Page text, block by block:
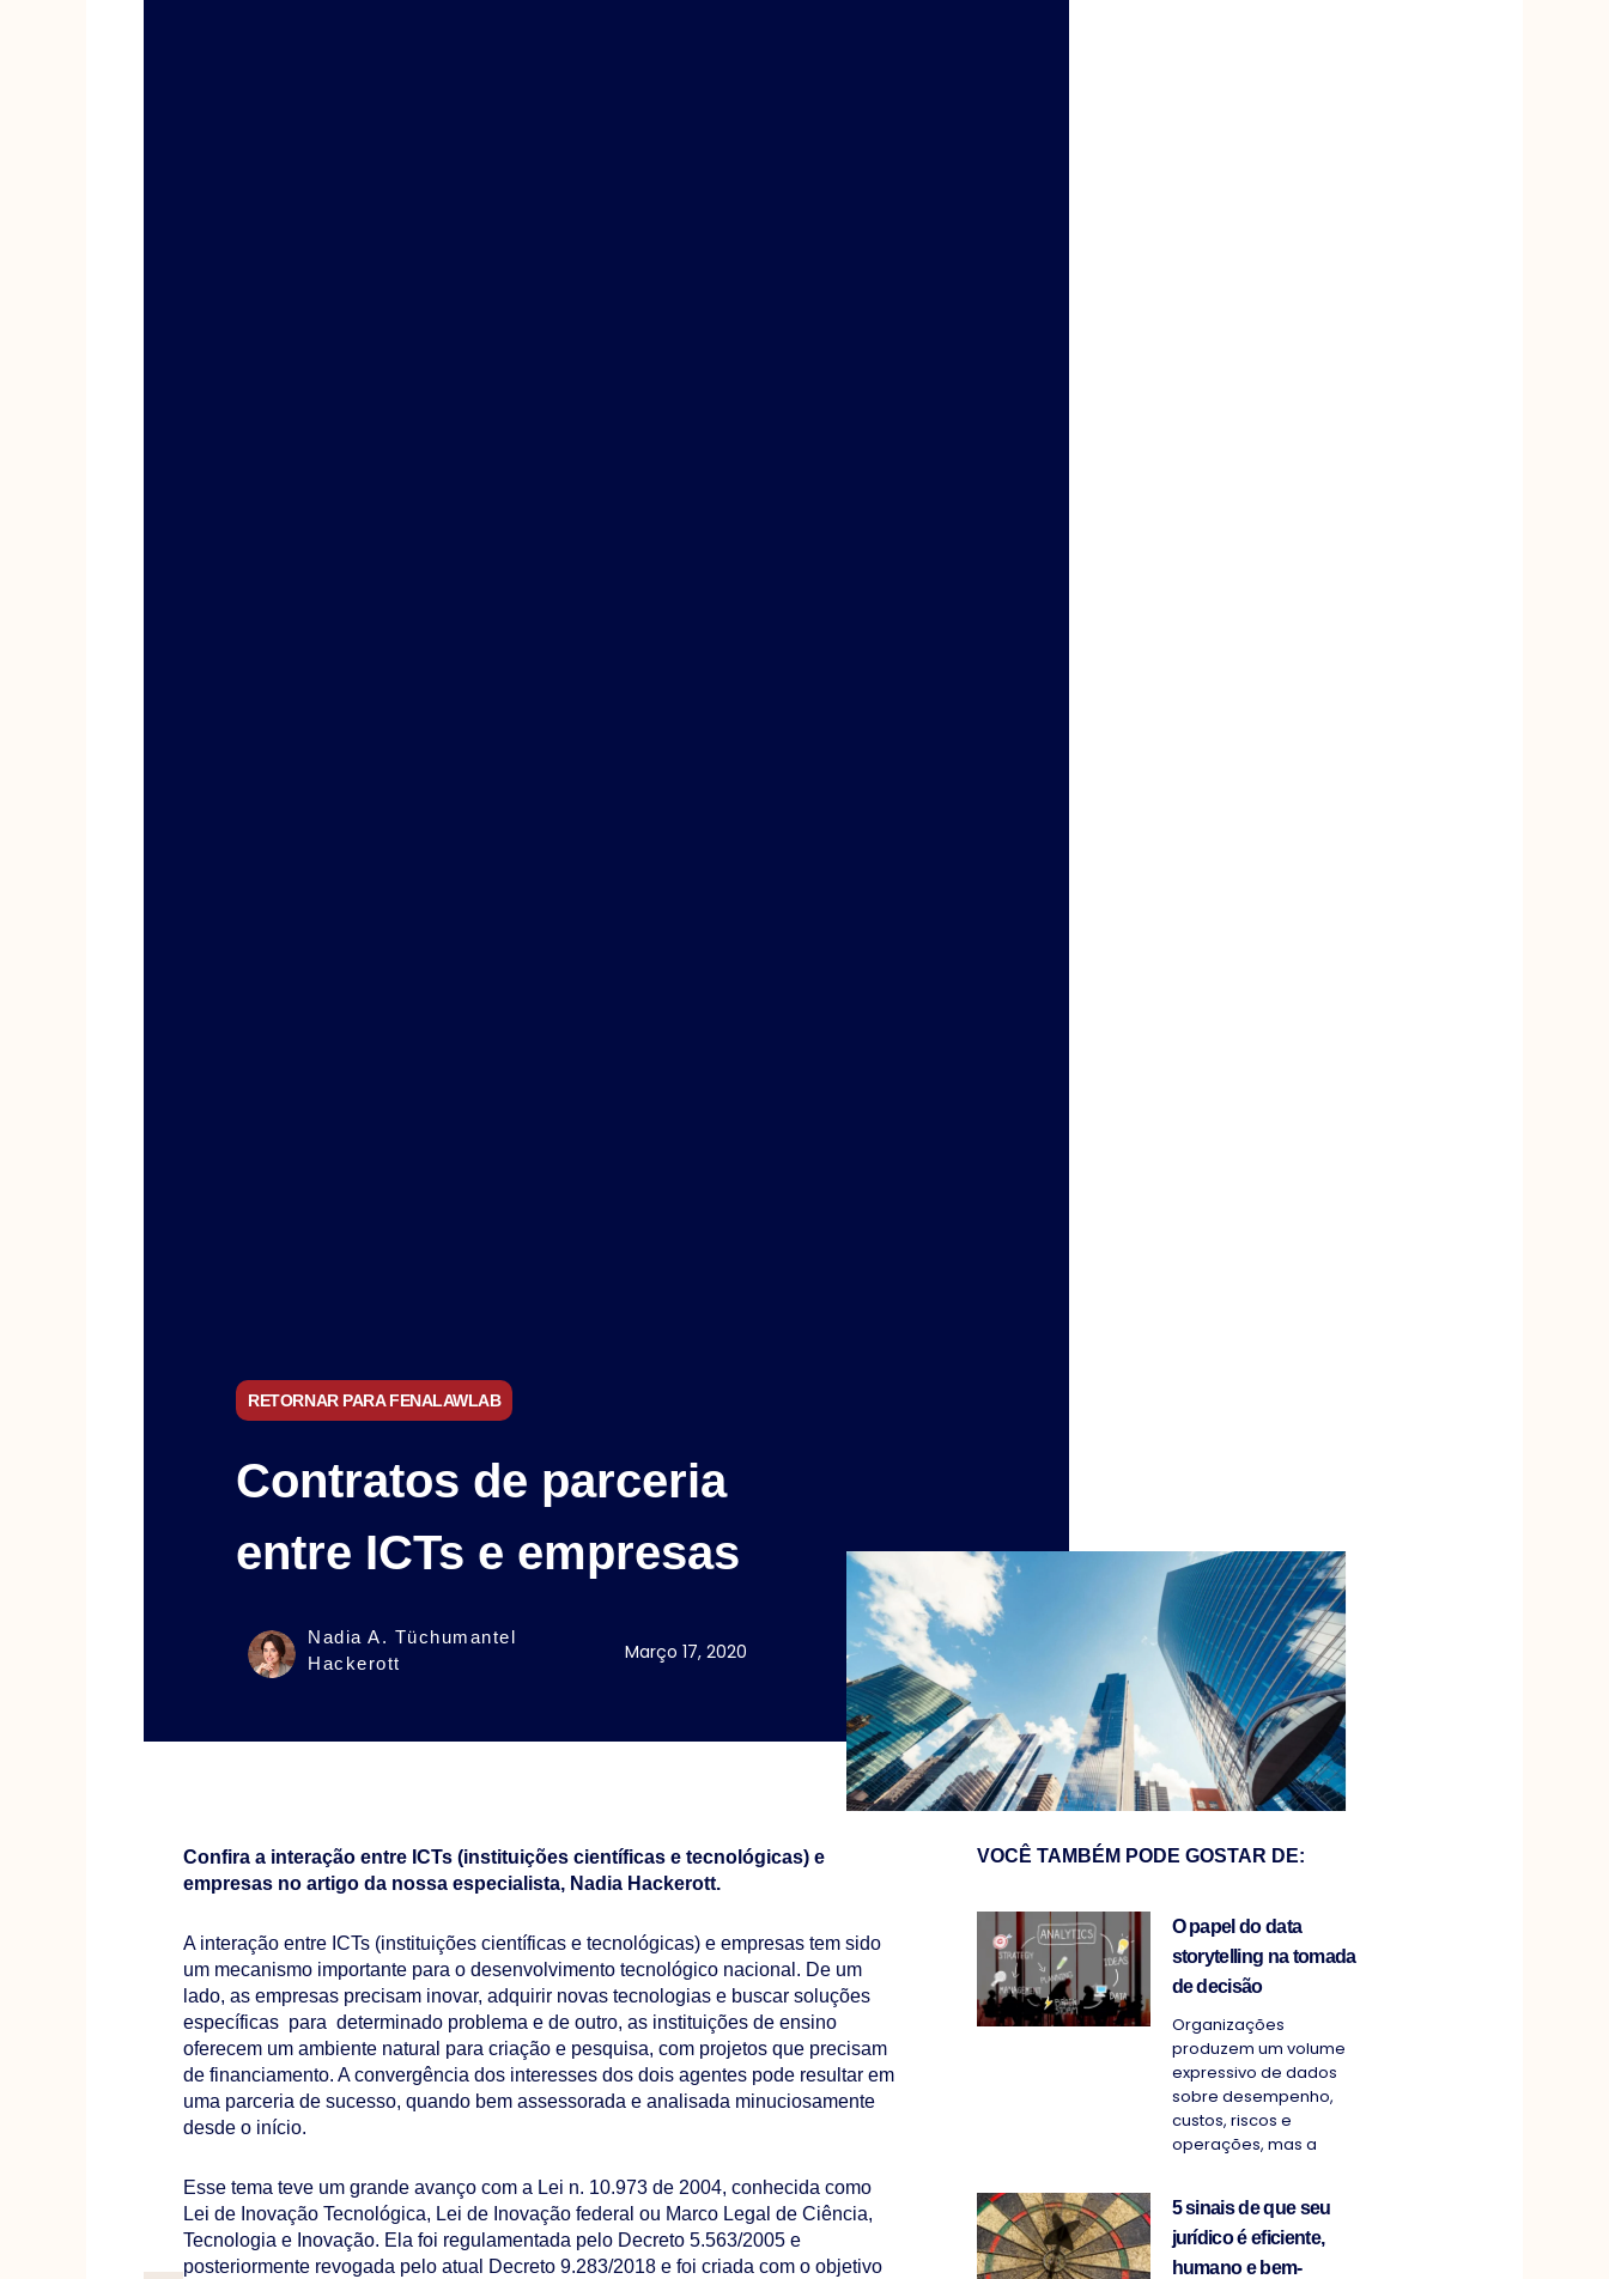
RETORNAR PARA FENALAWLAB
Contratos de parceria
entre ICTs e empresas
Nadia A. Tüchumantel
Hackerott
Março 17, 2020
Confira a interação entre ICTs (instituições científicas e tecnológicas) e
empresas no artigo da nossa especialista, Nadia Hackerott.
A interação entre ICTs (instituições científicas e tecnológicas) e empresas tem sido
um mecanismo importante para o desenvolvimento tecnológico nacional. De um
lado, as empresas precisam inovar, adquirir novas tecnologias e buscar soluções
específicas para determinado problema e de outro, as instituições de ensino
oferecem um ambiente natural para criação e pesquisa, com projetos que precisam
de financiamento. A convergência dos interesses dos dois agentes pode resultar em
uma parceria de sucesso, quando bem assessorada e analisada minuciosamente
desde o início.
Esse tema teve um grande avanço com a Lei n. 10.973 de 2004, conhecida como
Lei de Inovação Tecnológica, Lei de Inovação federal ou Marco Legal de Ciência,
Tecnologia e Inovação. Ela foi regulamentada pelo Decreto 5.563/2005 e
posteriormente revogada pelo atual Decreto 9.283/2018 e foi criada com o objetivo
VOCÊ TAMBÉM PODE GOSTAR DE:
O papel do data
storytelling na tomada
de decisão
Organizações
produzem um volume
expressivo de dados
sobre desempenho,
custos, riscos e
operações, mas a
5 sinais de que seu
jurídico é eficiente,
humano e bem-